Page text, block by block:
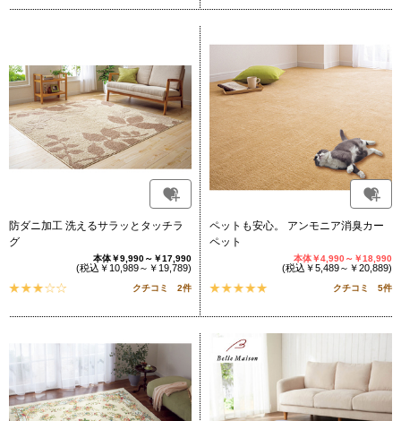
防ダニ加工 洗えるサラッとタッチラ
グ
本体￥9,990～￥17,990
(税込￥10,989～￥19,789)
クチコミ 2件
ペットも安心。 アンモニア消臭カー
ペット
本体￥4,990～￥18,990
(税込￥5,489～￥20,889)
クチコミ 5件